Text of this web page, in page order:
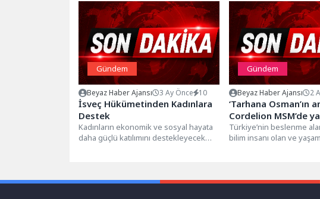
Gündem
Beyaz Haber Ajansı 3 Ay Önce 10
İsveç Hükümetinden Kadınlara
Destek
Kadınların ekonomik ve sosyal hayata
daha güçlü katılımını destekleyecek
Gündem
Beyaz Haber Ajansı 2
‘Tarhana Osman’ın
Cordelion MSM’de
Türkiye’nin beslenme
bilim insanı olan ve